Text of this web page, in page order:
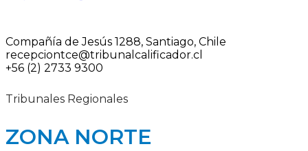
Compañía de Jesús 1288, Santiago, Chile
recepciontce@tribunalcalificador.cl
+56 (2) 2733 9300
Tribunales Regionales
ZONA NORTE